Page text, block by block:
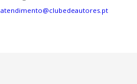
atendimento@clubedeautores.pt